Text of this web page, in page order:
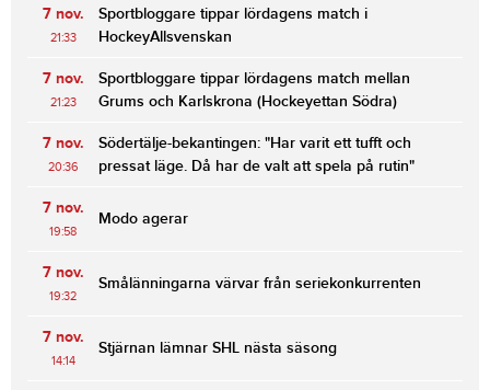
7 nov.
21:33
Sportbloggare tippar lördagens match i
HockeyAllsvenskan
7 nov.
21:23
Sportbloggare tippar lördagens match mellan
Grums och Karlskrona (Hockeyettan Södra)
7 nov.
20:36
Södertälje-bekantingen: "Har varit ett tufft och
pressat läge. Då har de valt att spela på rutin"
7 nov.
19:58
Modo agerar
7 nov.
19:32
Smålänningarna värvar från seriekonkurrenten
7 nov.
14:14
Stjärnan lämnar SHL nästa säsong